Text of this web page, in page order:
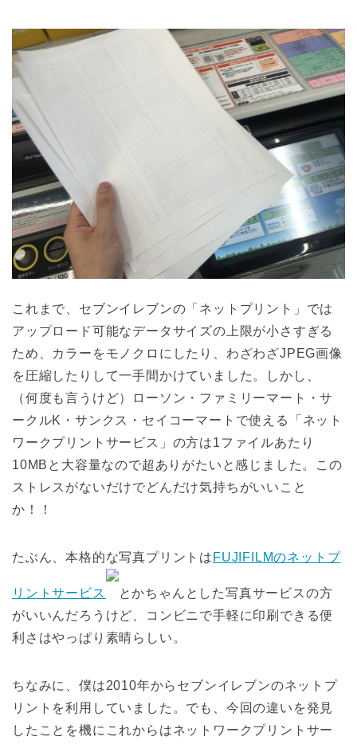
これまで、セブンイレブンの「ネットプリント」では
アップロード可能なデータサイズの上限が小さすぎる
ため、カラーをモノクロにしたり、わざわざJPEG画像
を圧縮したりして一手間かけていました。しかし、
（何度も言うけど）ローソン・ファミリーマート・サ
ークルK・サンクス・セイコーマートで使える「ネット
ワークプリントサービス」の方は1ファイルあたり
10MBと大容量なので超ありがたいと感じました。この
ストレスがないだけでどんだけ気持ちがいいこと
か！！
たぶん、本格的な写真プリントは FUJIFILMのネットプ
リントサービス
とかちゃんとした写真サービスの方
がいいんだろうけど、コンビニで手軽に印刷できる便
利さはやっぱり素晴らしい。
ちなみに、僕は2010年からセブンイレブンのネットプ
リントを利用していました。でも、今回の違いを発見
したことを機にこれからはネットワークプリントサー